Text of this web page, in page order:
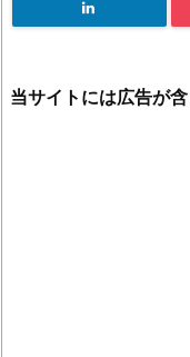
当サイトには広告が含